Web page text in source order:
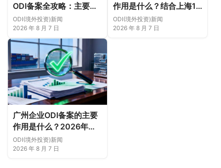
ODI备案全攻略：主要作
用、各区合规重点、外汇
登记与案例解析正规靠谱
代办中介推荐
ODI(境外投资)新闻
2026 年 8 月 7 日
作用是什么？结合上海16
区企业特点，看懂2026
年境外投资合规逻辑
ODI(境外投资)新闻
2026 年 8 月 7 日
广州企业ODI备案的主要
作用是什么？2026年新
规下广州11区企业出海实
务说明
ODI(境外投资)新闻
2026 年 8 月 7 日